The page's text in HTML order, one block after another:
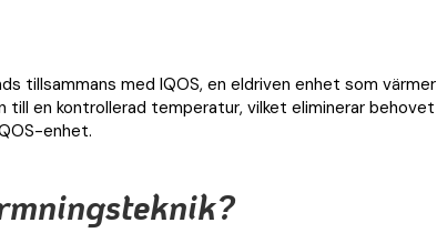
tillsammans med IQOS, en eldriven enhet som
till en kontrollerad temperatur, vilket eliminerar
enhet.